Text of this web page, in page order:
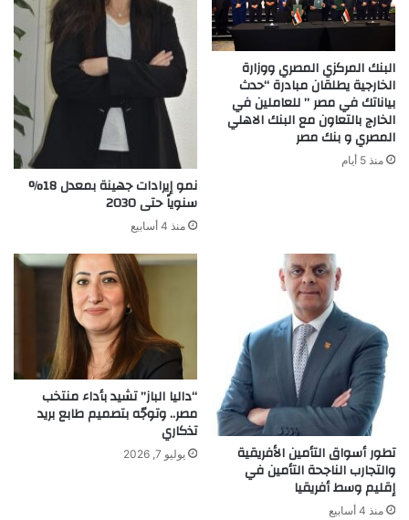
بين
الإنسان
والتنقل
المستدام
البنك المركزي المصري ووزارة
الخارجية يطلقان مبادرة “حدث
بياناتك في مصر ” للعاملين في
الخارج بالتعاون مع البنك الاهلي
المصري و بنك مصر
منذ 5 أيام
نمو إيرادات جهينة بمعدل 18%
سنوياً حتى 2030
منذ 4 أسابيع
تطور أسواق التأمين الأفريقية
والتجارب الناجحة التأمين في
إقليم وسط أفريقيا
منذ 4 أسابيع
“داليا الباز” تشيد بأداء منتخب
مصر.. وتوجّه بتصميم طابع بريد
تذكاري
يوليو 7, 2026